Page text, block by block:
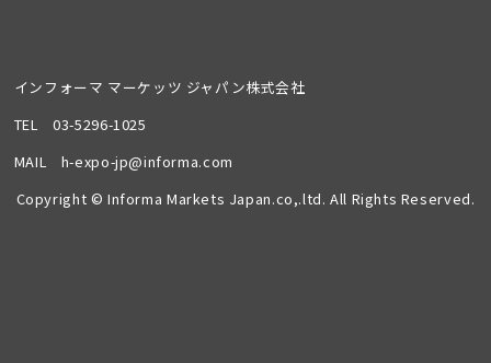
インフォーマ マーケッツ ジャパン株式会社
TEL03-5296-1025
MAIL h-expo-jp@informa.com
Copyright © Informa Markets Japan.co,.ltd. All Rights Reserved.